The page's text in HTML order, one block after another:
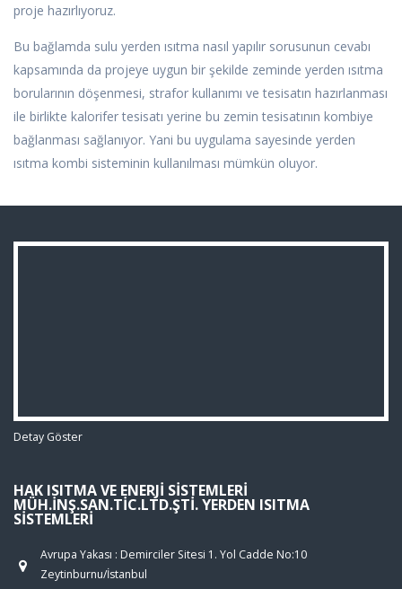
proje hazırlıyoruz.
Bu bağlamda sulu yerden ısıtma nasıl yapılır sorusunun cevabı
kapsamında da projeye uygun bir şekilde zeminde yerden ısıtma
borularının döşenmesi, strafor kullanımı ve tesisatın hazırlanması
ile birlikte kalorifer tesisatı yerine bu zemin tesisatının kombiye
bağlanması sağlanıyor. Yani bu uygulama sayesinde yerden
ısıtma kombi sisteminin kullanılması mümkün oluyor.
Detay Göster
HAK ISITMA VE ENERJI SISTEMLERI
MÜH.İNŞ.SAN.TIC.LTD.ŞTI. YERDEN ISITMA
SISTEMLERI
Avrupa Yakası : Demirciler Sitesi 1. Yol Cadde No:10
Zeytinburnu/İstanbul